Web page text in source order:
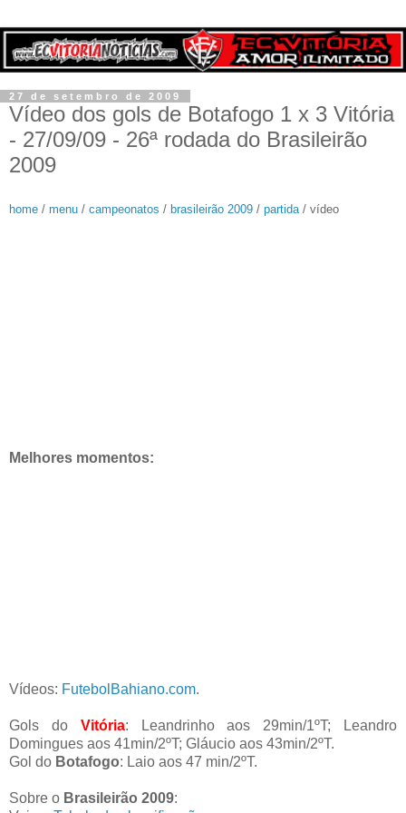
27 de setembro de 2009
Vídeo dos gols de Botafogo 1 x 3 Vitória
- 27/09/09 - 26ª rodada do Brasileirão
2009
home / menu / campeonatos / brasileirão 2009 / partida/ vídeo
Melhores momentos:
Vídeos: FutebolBahiano.com.
Gols do Vitória: Leandrinho aos 29min/1ºT; Leandro
Domingues aos 41min/2ºT; Gláucio aos 43min/2ºT.
Gol do Botafogo: Laio aos 47 min/2ºT.
Sobre o Brasileirão 2009: